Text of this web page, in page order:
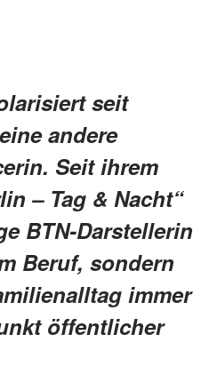
seit
andere
Seit ihrem
– Tag & Nacht“
BTN-Darstellerin
Beruf, sondern
immer
öffentlicher